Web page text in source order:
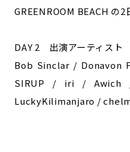
GREENROOM BEACH の2
DAY 2 出演アーティスト
Bob Sinclar / Donavon
SIRUP / iri / Awich
LuckyKilimanjaro /